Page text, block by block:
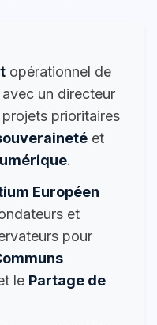
opérationnel de
avec un directeur
prioritaires
et
.
Européen
et
pour
le Partage de